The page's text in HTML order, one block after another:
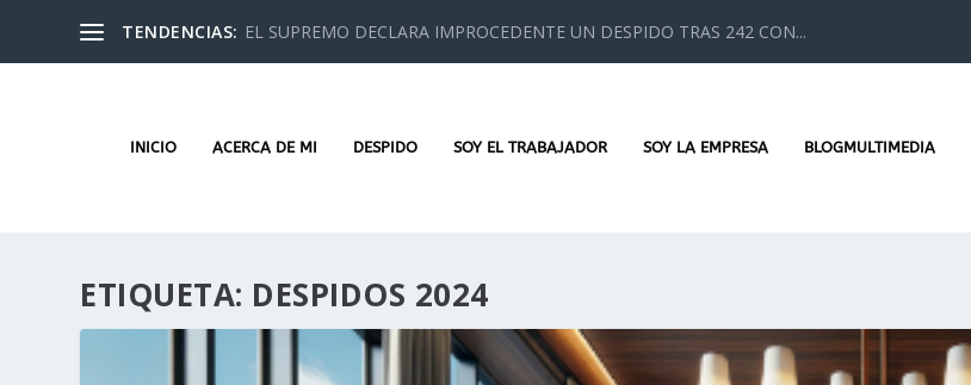
TENDENCIAS: EL SUPREMO DECLARA IMPROCEDENTE UN DESPIDO TRAS 242 CON...
INICIO ACERCA DE MI DESPIDO SOY EL TRABAJADOR SOY LA EMPRESA BLOGMULTIMEDIA
ETIQUETA: DESPIDOS 2024